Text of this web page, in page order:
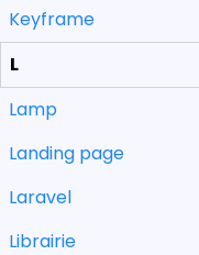
Keyframe
L
Lamp
Landing page
Laravel
Librairie